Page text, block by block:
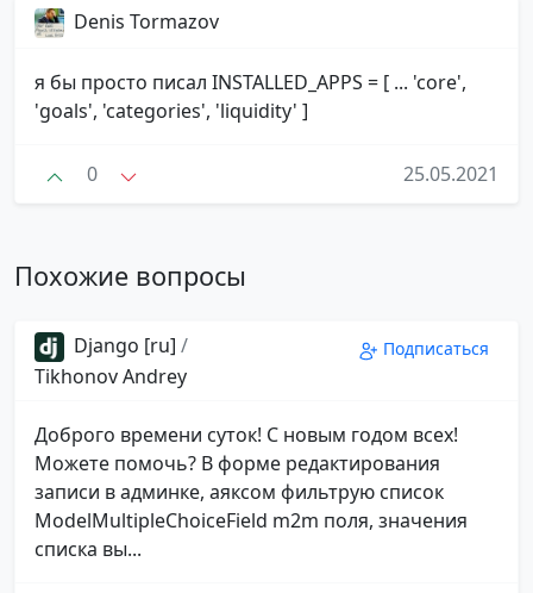
Denis Tormazov
я бы просто писал INSTALLED_APPS = [ ... 'core',
'goals', 'categories', 'liquidity' ]
0 25.05.2021
Похожие вопросы
Django [ru] /
Tikhonov Andrey
Подписаться
Доброго времени суток! С новым годом всех!
Можете помочь? В форме редактирования
записи в админке, аяксом фильтрую список
ModelMultipleChoiceField m2m поля, значения
списка вы...